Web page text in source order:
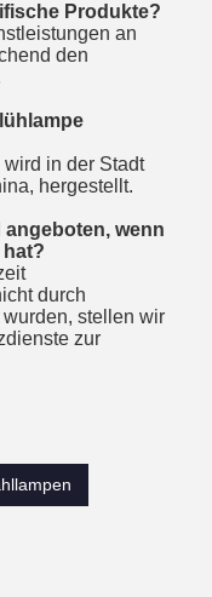
Produkte?
an
den
in der Stadt
hergestellt.
wenn
durch
stellen wir
zur